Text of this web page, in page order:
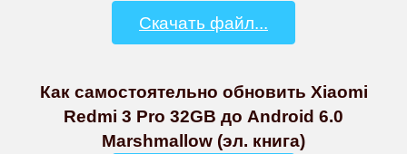
Скачать файл...
Как самостоятельно обновить Xiaomi
Redmi 3 Pro 32GB до Android 6.0
Marshmallow (эл. книга)